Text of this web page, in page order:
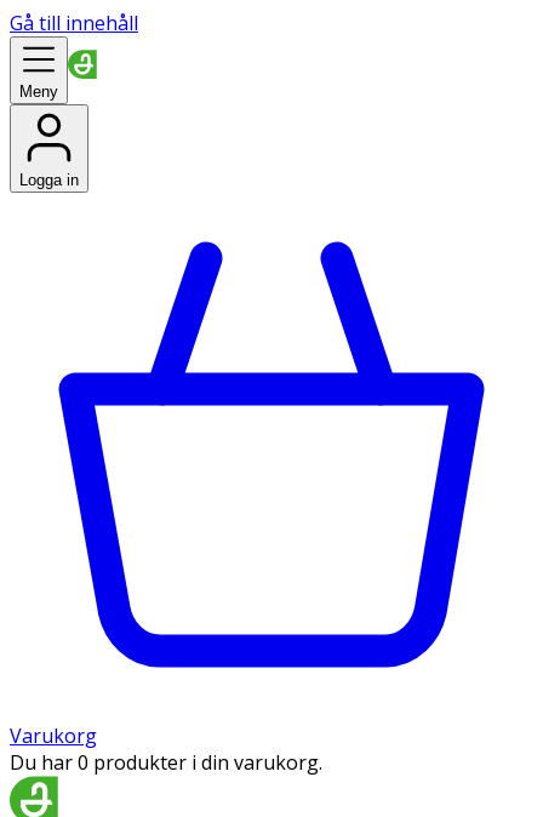
Gå till innehåll
Meny
Logga in
Varukorg
Du har 0 produkter i din varukorg.